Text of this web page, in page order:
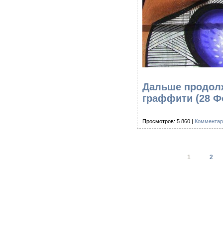
Дальше
граффити (28
Просмотров: 5 860 |
1 2